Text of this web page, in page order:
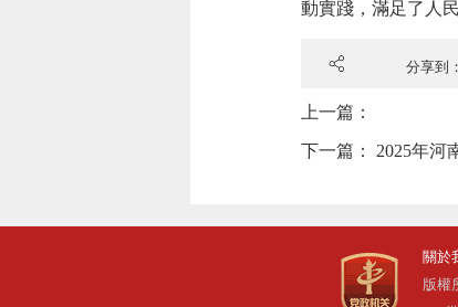
動實踐，滿足了人
分享到：
上一篇：
下一篇： 2025年河